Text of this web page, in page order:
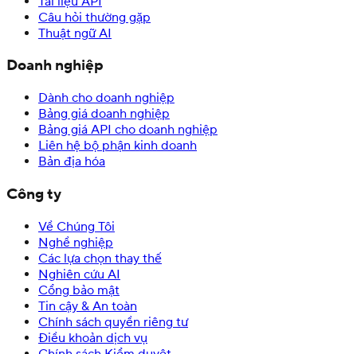
Câu hỏi thường gặp
Thuật ngữ AI
Doanh nghiệp
Dành cho doanh nghiệp
Bảng giá doanh nghiệp
Bảng giá API cho doanh nghiệp
Liên hệ bộ phận kinh doanh
Bản địa hóa
Công ty
Về Chúng Tôi
Nghề nghiệp
Các lựa chọn thay thế
Nghiên cứu AI
Cổng bảo mật
Tin cậy & An toàn
Chính sách quyền riêng tư
Điều khoản dịch vụ